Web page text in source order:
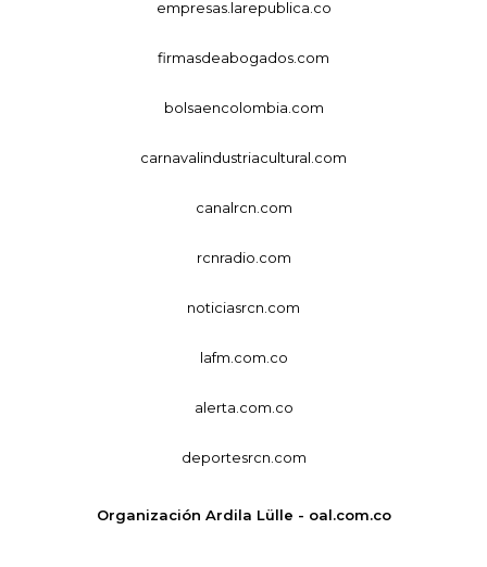
empresas.larepublica.co
firmasdeabogados.com
bolsaencolombia.com
carnavalindustriacultural.com
canalrcn.com
rcnradio.com
noticiasrcn.com
lafm.com.co
alerta.com.co
deportesrcn.com
Organización Ardila Lülle - oal.com.co